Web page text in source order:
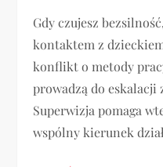
Gdy czujesz
kontaktem z
konflikt o metody
prowadzą do eskalacji
Superwizja pomaga
wspólny kierunek